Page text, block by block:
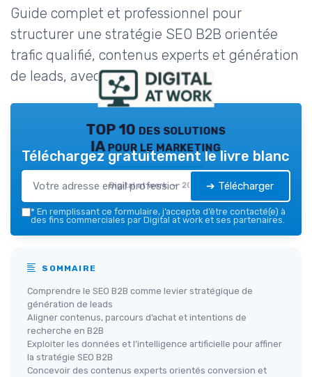
Guide complet et professionnel pour
structurer une stratégie SEO B2B orientée
trafic qualifié, contenus experts et génération
de leads, avec focus sur ROI.
TOP 10 des solutions
IA pour le marketing
Digital at work — 2026
Téléchargez gratuitement le livre blanc
➔ Télécharger
* En remplissant ce formulaire, j’accepte d’être contacté(e) à
des fins commerciales par Digital at work et ses partenaires.
SOMMAIRE
Comprendre le SEO B2B comme levier stratégique de
génération de leads
Aligner contenus, parcours d’achat et intentions de
recherche en B2B
Exploiter les données et l’intelligence artificielle pour affiner
la stratégie SEO B2B
Concevoir des contenus experts orientés conversion et